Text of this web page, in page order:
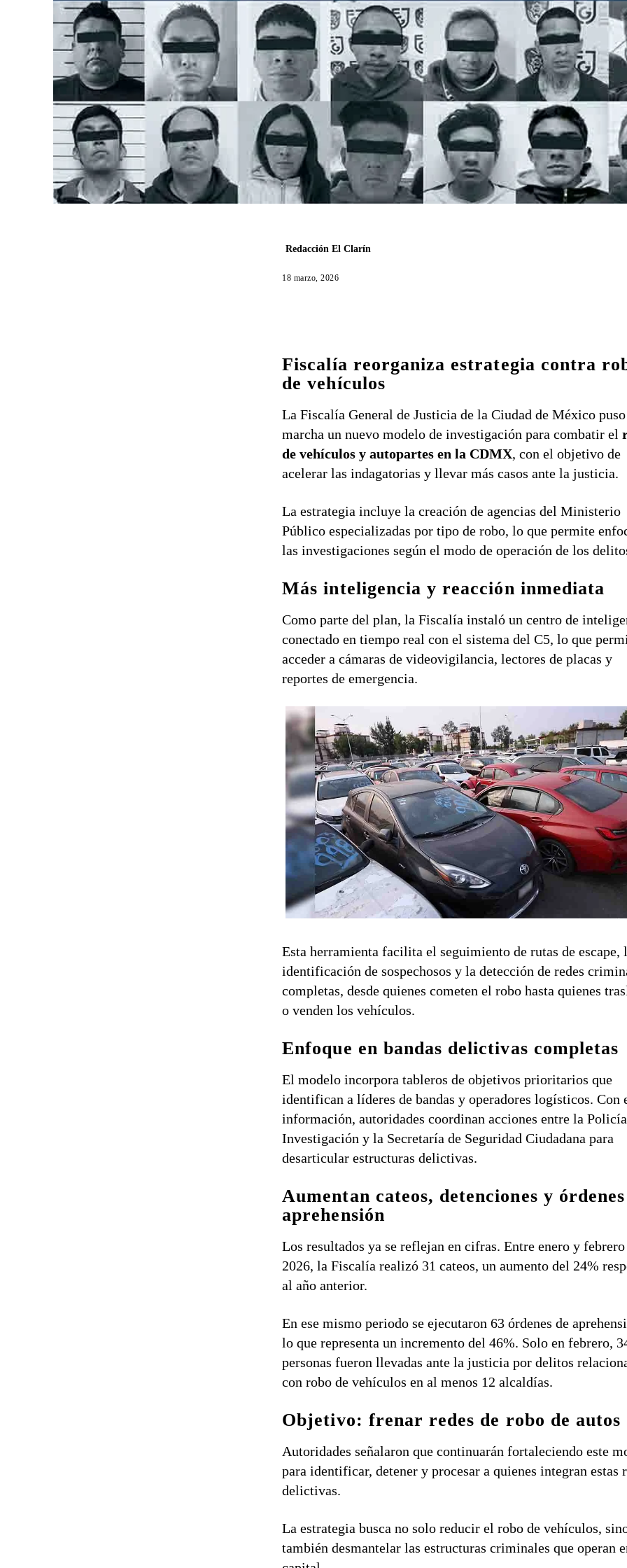
Redacción El Clarín
18 marzo, 2026
Fiscalía reorganiza estrategia contra
de vehículos
La Fiscalía General de Justicia de la Ciudad de México
marcha un nuevo modelo de investigación para combatir el
de vehículos y autopartes en la CDMX, con el objetivo de
acelerar las indagatorias y llevar más casos ante la justicia.
La estrategia incluye la creación de agencias del Ministerio
Público especializadas por tipo de robo, lo que permite
las investigaciones según el modo de operación de los
Más inteligencia y reacción inmediata
Como parte del plan, la Fiscalía instaló un centro de
conectado en tiempo real con el sistema del C5, lo que
acceder a cámaras de videovigilancia, lectores de placas y
reportes de emergencia.
Esta herramienta facilita el seguimiento de rutas de escape,
identificación de sospechosos y la detección de redes
completas, desde quienes cometen el robo hasta quienes
o venden los vehículos.
Enfoque en bandas delictivas completas
El modelo incorpora tableros de objetivos prioritarios que
identifican a líderes de bandas y operadores logísticos. Con
información, autoridades coordinan acciones entre la
Investigación y la Secretaría de Seguridad Ciudadana para
desarticular estructuras delictivas.
Aumentan cateos, detenciones y
aprehensión
Los resultados ya se reflejan en cifras. Entre enero y febrero
2026, la Fiscalía realizó 31 cateos, un aumento del 24%
al año anterior.
En ese mismo periodo se ejecutaron 63 órdenes de
lo que representa un incremento del 46%. Solo en febrero,
personas fueron llevadas ante la justicia por delitos
con robo de vehículos en al menos 12 alcaldías.
Objetivo: frenar redes de robo de autos
Autoridades señalaron que continuarán fortaleciendo este
para identificar, detener y procesar a quienes integran estas
delictivas.
La estrategia busca no solo reducir el robo de vehículos,
también desmantelar las estructuras criminales que operan